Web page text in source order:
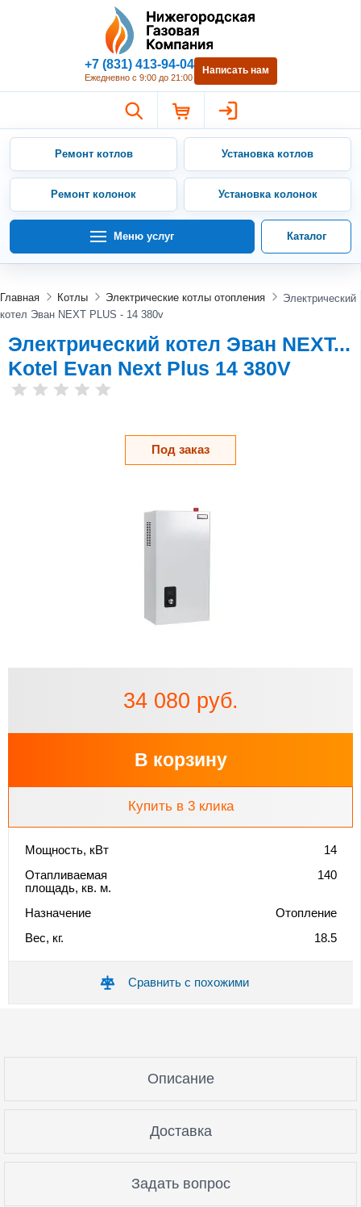
Нижегородская Газовая
+7 (831) 413-94-04
Ежедневно с 9:00 до 21:00
Написать нам
Ремонт котлов Установка котлов
Ремонт колонок Установка колонок
Меню услуг Каталог
Главная Котлы Электрические котлы отопления
Электрический
котел Эван NEXT PLUS - 14 380v
Электрический котел Эван NEXT...
Kotel Evan Next Plus 14 380V
Под заказ
34 080 руб.
В корзину
Купить в 3 клика
Мощность, кВт
14
Отапливаемая
площадь, кв. м.
140
Назначение
Отопление
Вес, кг.
18.5
Сравнить с похожими
Описание
Доставка
Задать вопрос